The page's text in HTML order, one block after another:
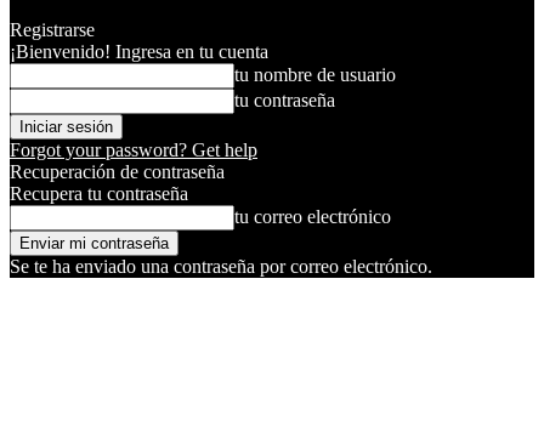
Registrarse
¡Bienvenido! Ingresa en tu cuenta
tu nombre de usuario
tu contraseña
Forgot your password? Get help
Recuperación de contraseña
Recupera tu contraseña
tu correo electrónico
Se te ha enviado una contraseña por correo electrónico.